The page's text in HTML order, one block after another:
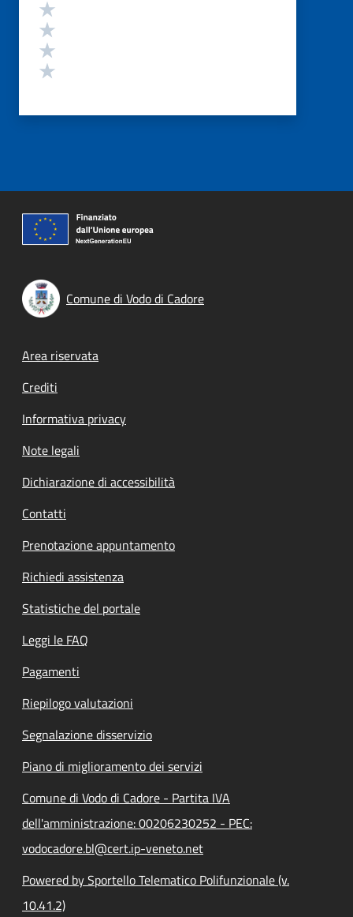
Comune di Vodo di Cadore
Footer menu
Area riservata
Crediti
Informativa privacy
Note legali
Dichiarazione di accessibilità
Contatti
Prenotazione appuntamento
Richiedi assistenza
Statistiche del portale
Leggi le FAQ
Pagamenti
Riepilogo valutazioni
Segnalazione disservizio
Piano di miglioramento dei servizi
Comune di Vodo di Cadore - Partita IVA
dell'amministrazione: 00206230252 - PEC:
vodocadore.bl@cert.ip-veneto.net
Powered by Sportello Telematico Polifunzionale (v.
10.41.2)